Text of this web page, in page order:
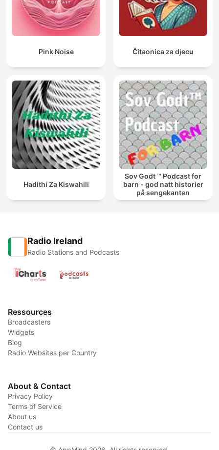
Pink Noise Čitaonica za djecu
Hadithi Za Kiswahili
Sov Godt ™ Podcast for
barn - god natt historier
på sengekanten
Radio Ireland
Radio Stations and Podcasts
Ressources
Broadcasters
Widgets
Blog
Radio Websites per Country
About & Contact
Privacy Policy
Terms of Service
About us
Contact us